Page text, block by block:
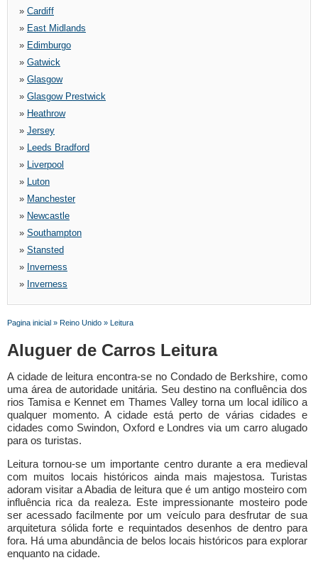
» Cardiff
» East Midlands
» Edimburgo
» Gatwick
» Glasgow
» Glasgow Prestwick
» Heathrow
» Jersey
» Leeds Bradford
» Liverpool
» Luton
» Manchester
» Newcastle
» Southampton
» Stansted
» Inverness
» Inverness
Pagina inicial » Reino Unido » Leitura
Aluguer de Carros Leitura
A cidade de leitura encontra-se no Condado de Berkshire, como
uma área de autoridade unitária. Seu destino na confluência dos
rios Tamisa e Kennet em Thames Valley torna um local idílico a
qualquer momento. A cidade está perto de várias cidades e
cidades como Swindon, Oxford e Londres via um carro alugado
para os turistas.
Leitura tornou-se um importante centro durante a era medieval
com muitos locais históricos ainda mais majestosa. Turistas
adoram visitar a Abadia de leitura que é um antigo mosteiro com
influência rica da realeza. Este impressionante mosteiro pode
ser acessado facilmente por um veículo para desfrutar de sua
arquitetura sólida forte e requintados desenhos de dentro para
fora. Há uma abundância de belos locais históricos para explorar
enquanto na cidade.